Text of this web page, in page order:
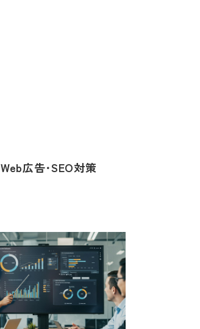
Web広告･SEO対策